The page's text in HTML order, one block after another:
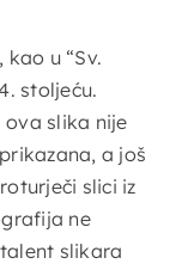
u “Sv.
stoljeću.
slika nije
a još
slici iz
ne
slikara